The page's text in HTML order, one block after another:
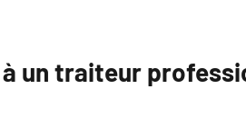
un traiteur